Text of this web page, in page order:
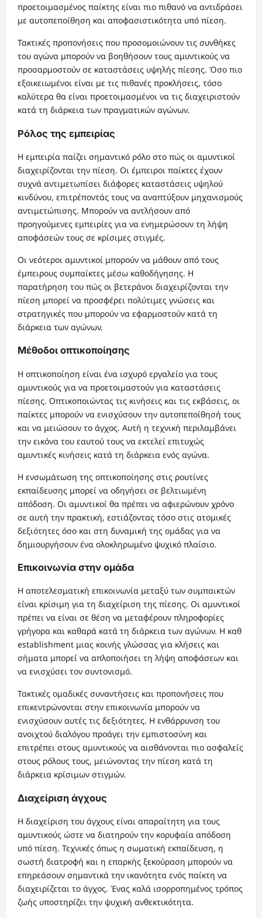
προετοιμασμένος παίκτης είναι πιο πιθανό να αντιδράσει
με αυτοπεποίθηση και αποφασιστικότητα υπό πίεση.
Τακτικές προπονήσεις που προσομοιώνουν τις συνθήκες
του αγώνα μπορούν να βοηθήσουν τους αμυντικούς να
προσαρμοστούν σε καταστάσεις υψηλής πίεσης. Όσο πιο
εξοικειωμένοι είναι με τις πιθανές προκλήσεις, τόσο
καλύτερα θα είναι προετοιμασμένοι να τις διαχειριστούν
κατά τη διάρκεια των πραγματικών αγώνων.
Ρόλος της εμπειρίας
Η εμπειρία παίζει σημαντικό ρόλο στο πώς οι αμυντικοί
διαχειρίζονται την πίεση. Οι έμπειροι παίκτες έχουν
συχνά αντιμετωπίσει διάφορες καταστάσεις υψηλού
κινδύνου, επιτρέποντάς τους να αναπτύξουν μηχανισμούς
αντιμετώπισης. Μπορούν να αντλήσουν από
προηγούμενες εμπειρίες για να ενημερώσουν τη λήψη
αποφάσεών τους σε κρίσιμες στιγμές.
Οι νεότεροι αμυντικοί μπορούν να μάθουν από τους
έμπειρους συμπαίκτες μέσω καθοδήγησης. Η
παρατήρηση του πώς οι βετεράνοι διαχειρίζονται την
πίεση μπορεί να προσφέρει πολύτιμες γνώσεις και
στρατηγικές που μπορούν να εφαρμοστούν κατά τη
διάρκεια των αγώνων.
Μέθοδοι οπτικοποίησης
Η οπτικοποίηση είναι ένα ισχυρό εργαλείο για τους
αμυντικούς για να προετοιμαστούν για καταστάσεις
πίεσης. Οπτικοποιώντας τις κινήσεις και τις εκβάσεις, οι
παίκτες μπορούν να ενισχύσουν την αυτοπεποίθησή τους
και να μειώσουν το άγχος. Αυτή η τεχνική περιλαμβάνει
την εικόνα του εαυτού τους να εκτελεί επιτυχώς
αμυντικές κινήσεις κατά τη διάρκεια ενός αγώνα.
Η ενσωμάτωση της οπτικοποίησης στις ρουτίνες
εκπαίδευσης μπορεί να οδηγήσει σε βελτιωμένη
απόδοση. Οι αμυντικοί θα πρέπει να αφιερώνουν χρόνο
σε αυτή την πρακτική, εστιάζοντας τόσο στις ατομικές
δεξιότητες όσο και στη δυναμική της ομάδας για να
δημιουργήσουν ένα ολοκληρωμένο ψυχικό πλαίσιο.
Επικοινωνία στην ομάδα
Η αποτελεσματική επικοινωνία μεταξύ των συμπαικτών
είναι κρίσιμη για τη διαχείριση της πίεσης. Οι αμυντικοί
πρέπει να είναι σε θέση να μεταφέρουν πληροφορίες
γρήγορα και καθαρά κατά τη διάρκεια των αγώνων. Η καθ
establishment μιας κοινής γλώσσας για κλήσεις και
σήματα μπορεί να απλοποιήσει τη λήψη αποφάσεων και
να ενισχύσει τον συντονισμό.
Τακτικές ομαδικές συναντήσεις και προπονήσεις που
επικεντρώνονται στην επικοινωνία μπορούν να
ενισχύσουν αυτές τις δεξιότητες. Η ενθάρρυνση του
ανοιχτού διαλόγου προάγει την εμπιστοσύνη και
επιτρέπει στους αμυντικούς να αισθάνονται πιο ασφαλείς
στους ρόλους τους, μειώνοντας την πίεση κατά τη
διάρκεια κρίσιμων στιγμών.
Διαχείριση άγχους
Η διαχείριση του άγχους είναι απαραίτητη για τους
αμυντικούς ώστε να διατηρούν την κορυφαία απόδοση
υπό πίεση. Τεχνικές όπως η σωματική εκπαίδευση, η
σωστή διατροφή και η επαρκής ξεκούραση μπορούν να
επηρεάσουν σημαντικά την ικανότητα ενός παίκτη να
διαχειρίζεται το άγχος. Ένας καλά ισορροπημένος τρόπος
ζωής υποστηρίζει την ψυχική ανθεκτικότητα.